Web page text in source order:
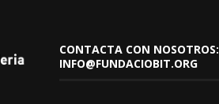
CONTACTA CON NOSOTROS:
INFO@FUNDACIOBIT.ORG